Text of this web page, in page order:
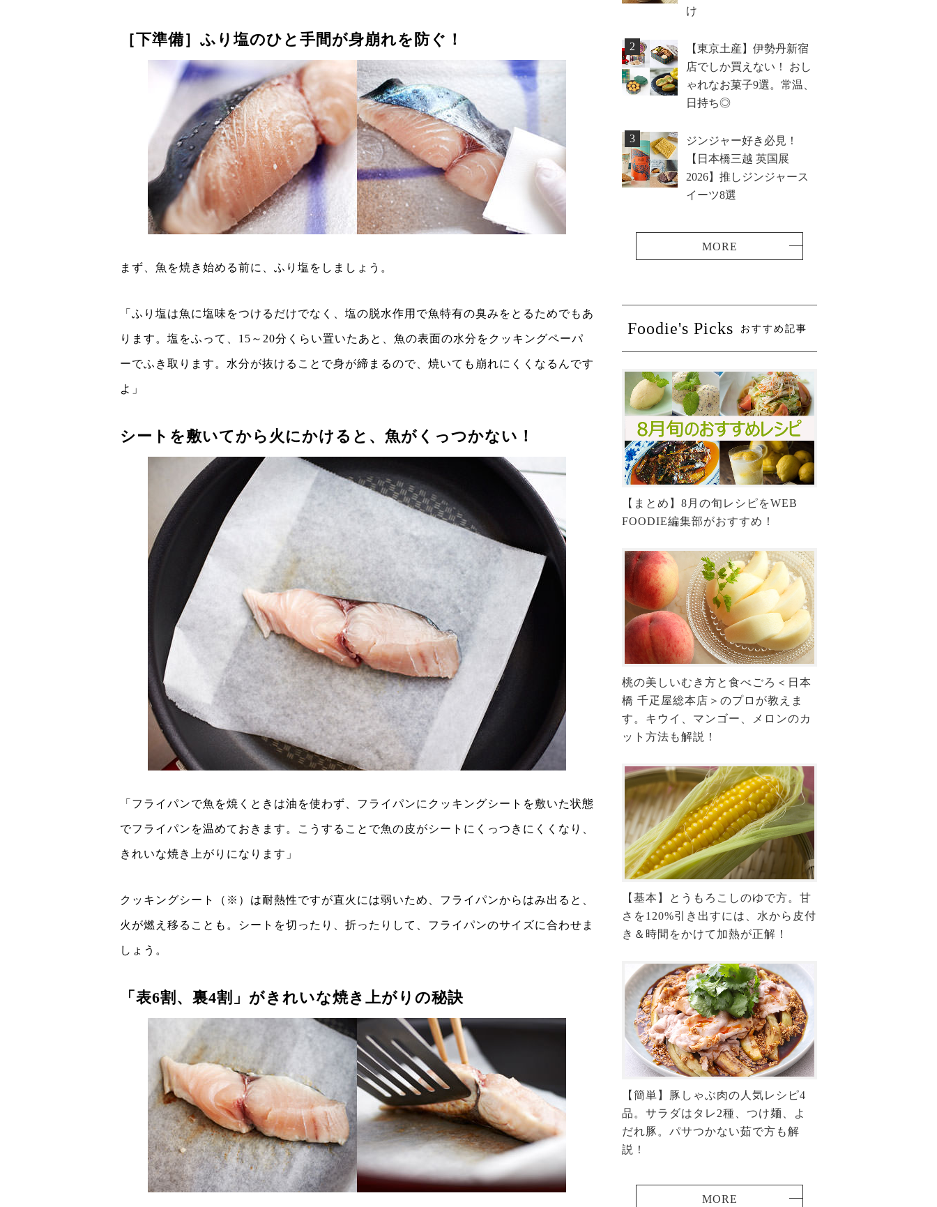
［下準備］ふり塩のひと手間が身崩れを防ぐ！
まず、魚を焼き始める前に、ふり塩をしましょう。
「ふり塩は魚に塩味をつけるだけでなく、塩の脱水作用で魚特有の臭みをとるためでもあ
ります。塩をふって、15～20分くらい置いたあと、魚の表面の水分をクッキングペーパ
ーでふき取ります。水分が抜けることで身が締まるので、焼いても崩れにくくなるんです
よ」
シートを敷いてから火にかけると、魚がくっつかない！
「フライパンで魚を焼くときは油を使わず、フライパンにクッキングシートを敷いた状態
でフライパンを温めておきます。こうすることで魚の皮がシートにくっつきにくくなり、
きれいな焼き上がりになります」
クッキングシート（※）は耐熱性ですが直火には弱いため、フライパンからはみ出ると、
火が燃え移ることも。シートを切ったり、折ったりして、フライパンのサイズに合わせま
しょう。
「表6割、裏4割」がきれいな焼き上がりの秘訣
け
2
【東京土産】伊勢丹新宿
店でしか買えない！ おし
ゃれなお菓子9選。常温、
日持ち◎
3
ジンジャー好き必見！
【日本橋三越 英国展
2026】推しジンジャース
イーツ8選
Foodie's Picks おすすめ記事
【まとめ】8月の旬レシピをWEB
FOODIE編集部がおすすめ！
桃の美しいむき方と食べごろ＜日本
橋 千疋屋総本店＞のプロが教えま
す。キウイ、マンゴー、メロンのカ
ット方法も解説！
【基本】とうもろこしのゆで方。甘
さを120%引き出すには、水から皮付
き＆時間をかけて加熱が正解！
【簡単】豚しゃぶ肉の人気レシピ4
品。サラダはタレ2種、つけ麺、よ
だれ豚。パサつかない茹で方も解
説！
MORE